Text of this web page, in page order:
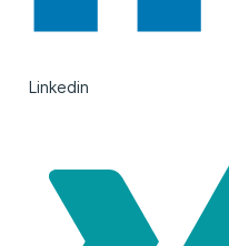
Linkedin